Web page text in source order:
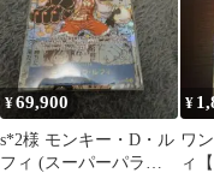
¥69,900
s*2様 モンキー・D・ル
フィ (スーパーパラレ
¥
ワ
ィ